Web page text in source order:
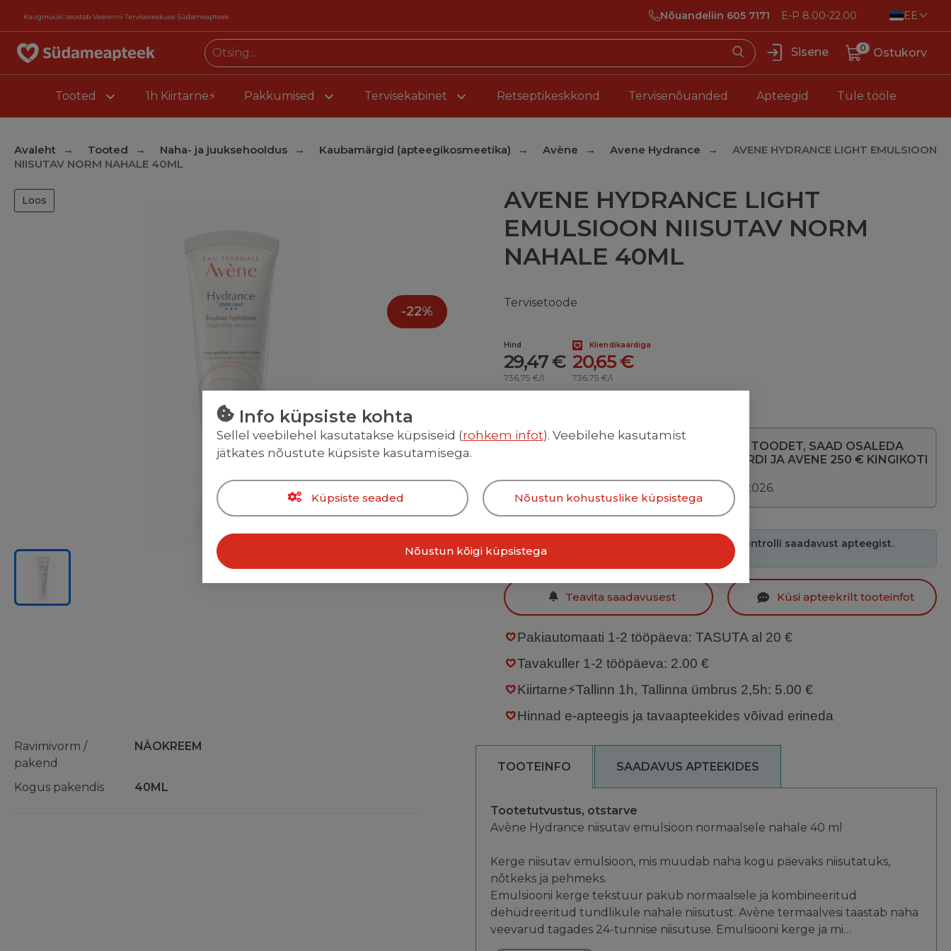
Nõuandeliin 605 7171 E-P 8.00-22.00 EE
Sisene 0 Ostukorv
Tooted 1h Kiirtarne⚡ Pakkumised Tervisekabinet Retseptikeskkond Tervisenõuanded Apteegid Tule tööle
Avaleht Tooted Naha- ja juuksehooldus Kaubamärgid (apteegikosmeetika) Avène Avene Hydrance
AVENE HYDRANCE LIGHT EMULSIOON
NIISUTAV NORM NAHALE 40ML
Loos
-22%
AVENE HYDRANCE LIGHT
EMULSIOON NIISUTAV NORM
NAHALE 40ML
Tervisetoode
Kliendikaardiga
20,65 €
736,75 €/l
Hind
29,47 €
736,75 €/l
OSTES AUGUSTIS 2 AVENE TOODET, SAAD OSALEDA
SCLINICU 300 € KINKEKAARDI JA AVENE 250 € KINGIKOTI
Kampaania kehtib 01.-31.08.2026.
Toode on e-apteegist otsas. Kontrolli saadavust apteegist.
Teavita saadavusest Küsi apteekrilt tooteinfot
Pakiautomaati 1-2 tööpäeva: TASUTA al 20 €
Tavakuller 1-2 tööpäeva: 2.00 €
Kiirtarne⚡Tallinn 1h, Tallinna ümbrus 2,5h: 5.00 €
Hinnad e-apteegis ja tavaapteekides võivad erineda
Ravimivorm /
pakend
NÄOKREEM
Kogus pakendis 40ML
TOOTEINFO SAADAVUS APTEEKIDES
Tootetutvustus, otstarve
Avène Hydrance niisutav emulsioon normaalsele nahale 40 ml
Kerge niisutav emulsioon, mis muudab naha kogu päevaks niisutatuks,
nõtkeks ja pehmeks.
Emulsiooni kerge tekstuur pakub normaalsele ja kombineeritud
dehüdreeritud tundlikule nahale niisutust. Avène termaalvesi taastab naha
veevarud tagades 24-tunnise niisutuse. Emulsiooni kerge ja mi…
Info küpsiste kohta
Sellel veebilehel kasutatakse küpsiseid (rohkem infot). Veebilehe kasutamist
jätkates nõustute küpsiste kasutamisega.
Küpsiste seaded Nõustun kohustuslike küpsistega
Nõustun kõigi küpsistega